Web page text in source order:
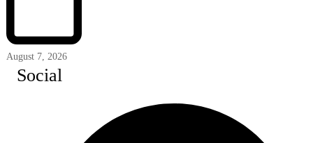
August 7, 2026
Social